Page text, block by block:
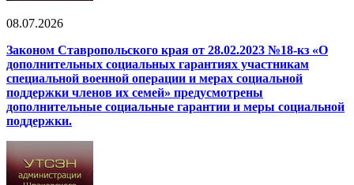
08.07.2026
Законом Ставропольского края от 28.02.2023 №18-кз «О
дополнительных социальных гарантиях участникам
специальной военной операции и мерах социальной
поддержки членов их семей» предусмотрены
дополнительные социальные гарантии и меры социальной
поддержки.